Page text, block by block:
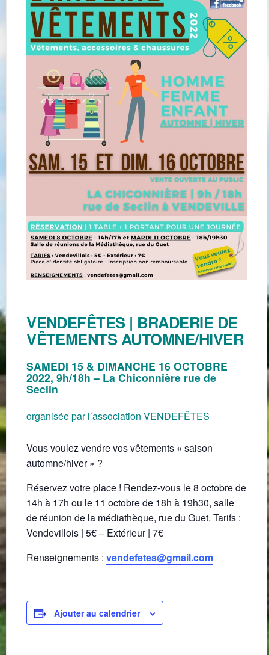
VENDEFÊTES | BRADERIE DE
VÊTEMENTS AUTOMNE/HIVER
SAMEDI 15 & DIMANCHE 16 OCTOBRE
2022, 9h/18h – La Chiconnière rue de
Seclin
organisée par l’association VENDEFÊTES
Vous voulez vendre vos vêtements « saison
automne/hiver » ?
Réservez votre place ! Rendez-vous le 8 octobre de
14h à 17h ou le 11 octobre de 18h à 19h30, salle
de réunion de la médiathèque, rue du Guet.Tarifs :
Vendevillois | 5€ – Extérieur | 7€
Renseignements :vendefetes@gmail.com
Ajouter au calendrier